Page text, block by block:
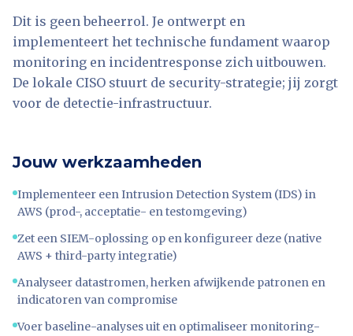
Dit is geen beheerrol. Je ontwerpt en
implementeert het technische fundament waarop
monitoring en incidentresponse zich uitbouwen.
De lokale CISO stuurt de security-strategie; jij zorgt
voor de detectie-infrastructuur.
Jouw werkzaamheden
Implementeer een Intrusion Detection System (IDS) in
AWS (prod-, acceptatie- en testomgeving)
Zet een SIEM-oplossing op en konfigureer deze (native
AWS + third-party integratie)
Analyseer datastromen, herken afwijkende patronen en
indicatoren van compromise
Voer baseline-analyses uit en optimaliseer monitoring-